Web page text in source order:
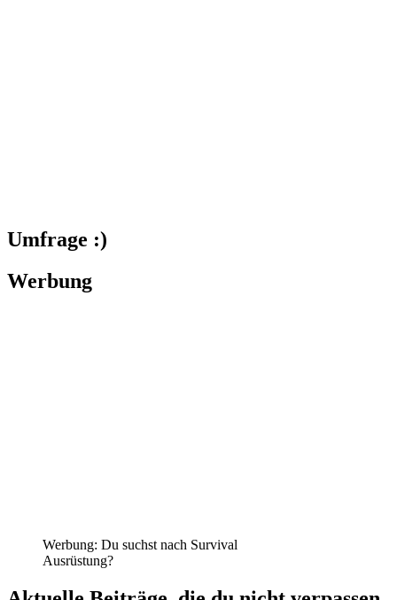
Umfrage :)
Werbung
Werbung: Du suchst nach Survival
Ausrüstung?